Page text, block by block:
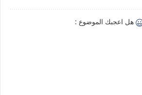
هل اعجبك الموضوع :